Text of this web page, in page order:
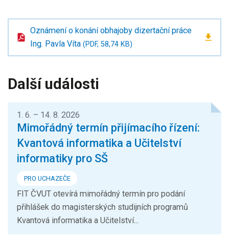
Oznámení o konání obhajoby dizertační práce
Ing. Pavla Víta(PDF, 58,74 KB)
Další události
1. 6. – 14. 8. 2026
Mimořádný termín přijímacího řízení:
Kvantová informatika a Učitelství
informatiky pro SŠ
PRO UCHAZEČE
FIT ČVUT otevírá mimořádný termín pro podání
přihlášek do magisterských studijních programů
Kvantová informatika a Učitelství...